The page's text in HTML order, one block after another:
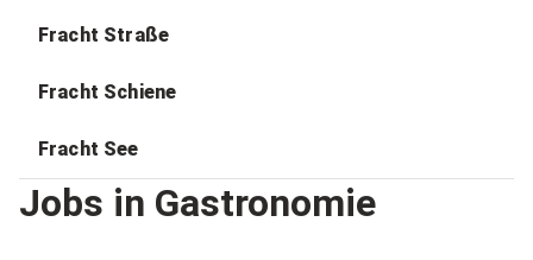
Fracht Straße
Fracht Schiene
Fracht See
Jobs in Gastronomie